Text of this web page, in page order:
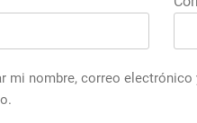
mi nombre, correo